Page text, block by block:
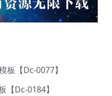
【Dc-0077】
【Dc-0184】